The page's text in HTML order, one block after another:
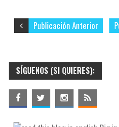
Publicación Anterior
SÍGUENOS (SI QUIERES):